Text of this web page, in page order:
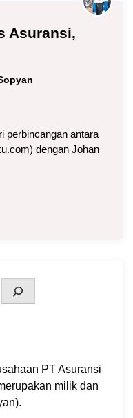
Asuransi,
perbincangan antara
dengan Johan
PT Asuransi
milik dan